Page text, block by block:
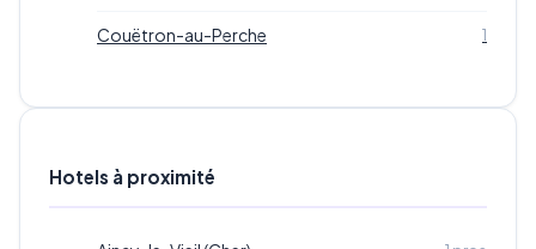
Couëtron-au-Perche 1
Hotels à proximité